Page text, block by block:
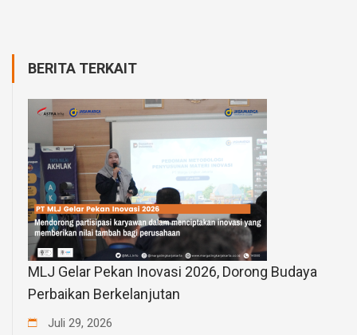
BERITA TERKAIT
MLJ Gelar Pekan Inovasi 2026, Dorong Budaya
Perbaikan Berkelanjutan
Juli 29, 2026